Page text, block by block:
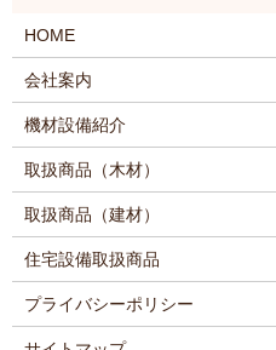
HOME
会社案内
機材設備紹介
取扱商品（木材）
取扱商品（建材）
住宅設備取扱商品
プライバシーポリシー